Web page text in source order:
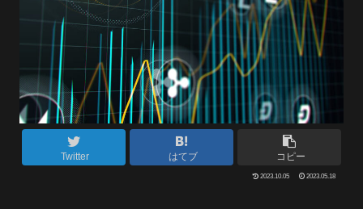
Twitter はてブ コピー
2023.10.05 2023.05.18